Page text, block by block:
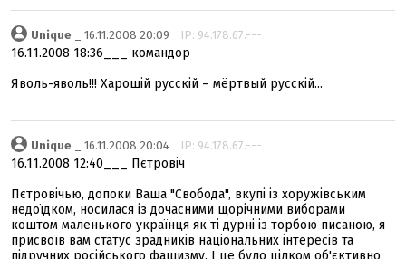
Unique _ 16.11.2008 20:09 IP: 94.178.67.---
16.11.2008 18:36___ командор
Яволь-яволь!!! Харошій русскій – мёртвый русскій...
Unique _ 16.11.2008 20:04 IP: 94.178.67.---
16.11.2008 12:40___ Пєтровіч
Пєтровічью, допоки Ваша "Свобода", вкупі із хоружівським
недоїдком, носилася із дочасними щорічними виборами
коштом маленького українця як ті дурні із торбою писаною, я
присвоїв вам статус зрадників національних інтересів та
підручних російського фашизму. І це було цілком об'єктивно